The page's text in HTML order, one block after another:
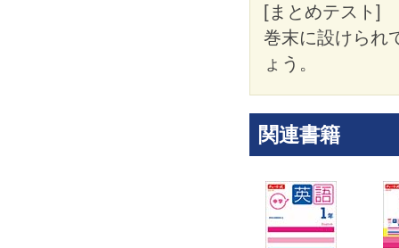
[まとめテスト]
巻末に設けられ
ょう。
関連書籍